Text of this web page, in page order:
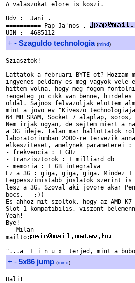
A valaszokat elore is koszi.
Udv :  Jani .
========== Pap Ja'nos .
+ - Szaguldo technologia (mind)
Sziasztok!
Lattatok a februari BYTE-ot?
ingyenes peldany es meg vagyok vele
hittem volna, hogy meg fogom
rengeteg jo cikk van benne, hirdetes
oldal. Sajnos felvazoljak elottem
mint a jovo ev "Kiveszo technologiaja"
64 MB SRAM, Socket 7 alaplap, soros,
Nem irjak ugyan, de sejtem miert a
a 3G ideje. Talan mar hallottatok
laboratoriumban 2000-re tervezik
elkesziteset, amelynek parameterei :
- frekvencia : 1 GHz
- tranzisztorok : 1 milliard db
- memoria : 1 GB integralva
Ez a 3G : giga, giga, giga. Mindez 1
Legpesszimistabb joslatok szerint is
lesz a 3G. Szoval aki jovore akar
bocs.   :))
Es ahhoz mit szoltok, hogy az AMD
Slot 1 kompatibilis, viszont
Yeah!
Bye!
-- Milan
mailto:
+ - 5x86 jump (mind)
Hali!